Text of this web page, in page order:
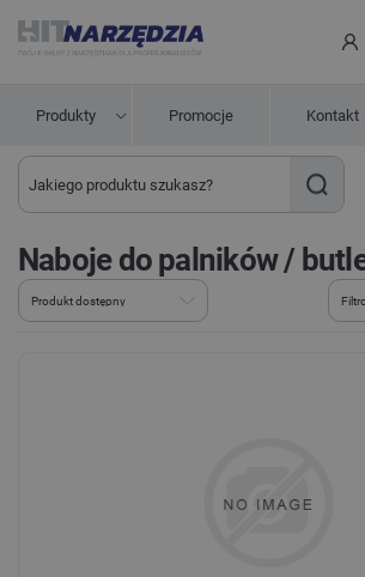
Produkty Promocje Kontakt
Naboje do palników /